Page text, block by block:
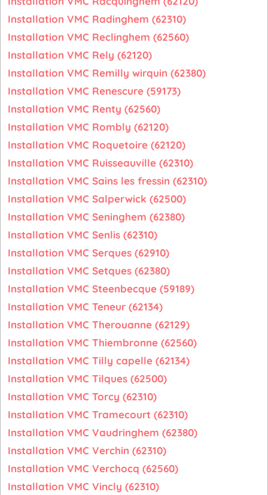
Installation VMC Radinghem (62310)
Installation VMC Reclinghem (62560)
Installation VMC Rely (62120)
Installation VMC Remilly wirquin (62380)
Installation VMC Renescure (59173)
Installation VMC Renty (62560)
Installation VMC Rombly (62120)
Installation VMC Roquetoire (62120)
Installation VMC Ruisseauville (62310)
Installation VMC Sains les fressin (62310)
Installation VMC Salperwick (62500)
Installation VMC Seninghem (62380)
Installation VMC Senlis (62310)
Installation VMC Serques (62910)
Installation VMC Setques (62380)
Installation VMC Steenbecque (59189)
Installation VMC Teneur (62134)
Installation VMC Therouanne (62129)
Installation VMC Thiembronne (62560)
Installation VMC Tilly capelle (62134)
Installation VMC Tilques (62500)
Installation VMC Torcy (62310)
Installation VMC Tramecourt (62310)
Installation VMC Vaudringhem (62380)
Installation VMC Verchin (62310)
Installation VMC Verchocq (62560)
Installation VMC Vincly (62310)